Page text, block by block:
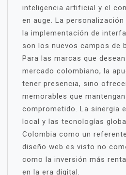
inteligencia artificial y el
en auge. La
la implementación de
son los nuevos campos de
Para las marcas que
mercado colombiano, la
tener presencia, sino
memorables que
comprometido. La sinergia
local y las tecnologías
Colombia como un
diseño web es visto no
como la inversión más
en la era digital.